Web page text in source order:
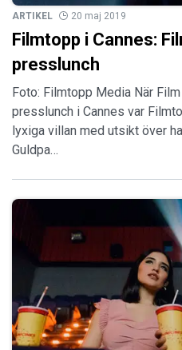
ARTIKEL 20 maj 2019
Filmtopp i Cannes:
presslunch
Foto: Filmtopp Media När
presslunch i Cannes var
lyxiga villan med utsikt över
Guldpa…